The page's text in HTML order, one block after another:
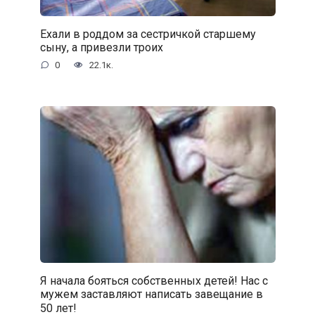
Ехали в роддом за сестричкой старшему
сыну, а привезли троих
0 22.1к.
Я начала бояться собственных детей! Нас с
мужем заставляют написать завещание в
50 лет!